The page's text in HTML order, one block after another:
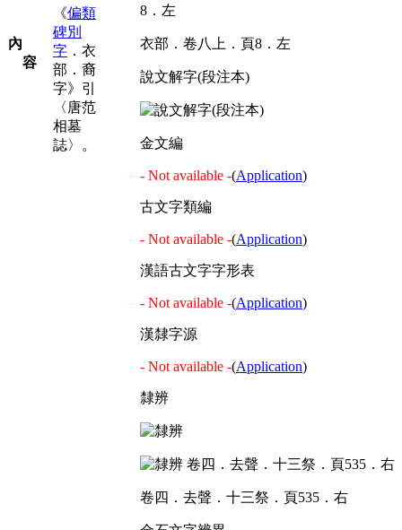
內
容
《偏類
碑別
字 ．衣
部．裔
字》引
〈唐范
相墓
誌〉。
衣部．卷八上．頁8．左
說文解字(段注本)
金文編
- Not available -(Application)
古文字類編
- Not available -(Application)
漢語古文字字形表
- Not available -(Application)
漢隸字源
- Not available -(Application)
隸辨
卷四．去聲．十三祭．頁535．右